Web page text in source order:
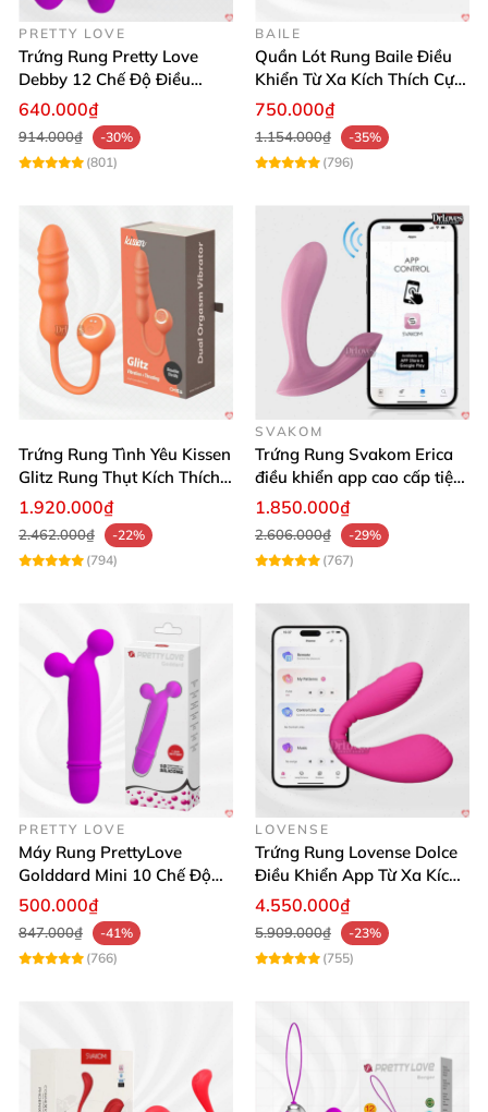
Prettylove Brook
để sở hữu khoái cảm đỉnh cao,
nâng tầm đời sống tình dục. Liên hệ chúng tôi để
nhận hàng chính hãng chất lượng! 🛒✨
PRETTY LOVE
Trứng Rung Pretty Love
Debby 12 Chế Độ Điều
Khiển Từ Xa Siêu Mượt
640.000₫
914.000₫
-30%
(801)
BAILE
Quần Lót Rung Baile Điều
Khiển Từ Xa Kích Thích Cực
Mạnh
750.000₫
1.154.000₫
-35%
(796)
Trứng Rung Tình Yêu Kissen
Glitz Rung Thụt Kích Thích
Mua Ngay
1.920.000₫
2.462.000₫
-22%
(794)
SVAKOM
Trứng Rung Svakom Erica
điều khiển app cao cấp tiện
lợi
1.850.000₫
2.606.000₫
-29%
(767)
PRETTY LOVE
Máy Rung PrettyLove
Golddard Mini 10 Chế Độ
Kích Thích Cực Sướng
500.000₫
847.000₫
-41%
(766)
LOVENSE
Trứng Rung Lovense Dolce
Điều Khiển App Từ Xa Kích
Thích
4.550.000₫
5.909.000₫
-23%
(755)